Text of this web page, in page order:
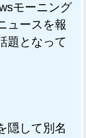
モーニング
ュースを報
題となって
隠して別名